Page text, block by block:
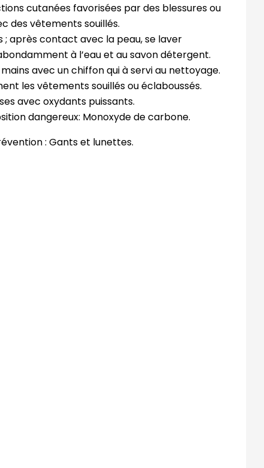
cutanées favorisées par des blessures ou
des vêtements souillés.
; après contact avec la peau, se laver
à l’eau et au savon détergent.
mains avec un chiffon qui à servi au nettoyage.
les vêtements souillés ou éclaboussés.
avec oxydants puissants.
dangereux: Monoxyde de carbone.
: Gants et lunettes.